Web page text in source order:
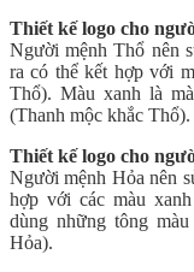
Thiết kế logo cho
Người mệnh Thổ nên
ra có thể kết hợp với
Thổ). Màu xanh là
(Thanh mộc khắc Thổ).
Thiết kế logo cho
Người mệnh Hỏa nên
hợp với các màu
dùng những tông
Hỏa).